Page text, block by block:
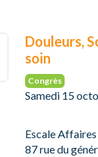
Douleurs,
soin
Congrès
Samedi 15
Escale
87 rue du